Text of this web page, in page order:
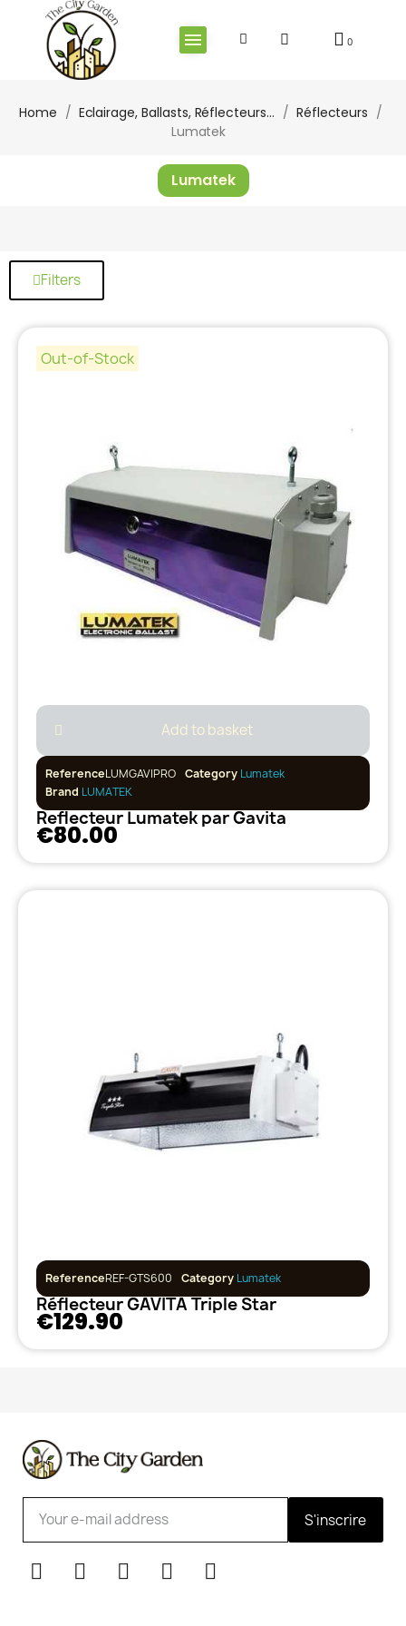
Home Eclairage, Ballasts, Réflecteurs...
Réflecteurs
Lumatek
Lumatek
Filters
Out-of-Stock
Add to basket
ReferenceLUMGAVIPRO Category Lumatek
Brand LUMATEK
Reflecteur Lumatek par Gavita
€80.00
ReferenceREF-GTS600 Category Lumatek
Réflecteur GAVITA Triple Star
€129.90
S'inscrire